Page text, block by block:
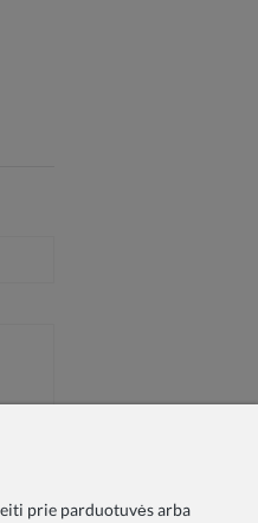
prie parduotuvės arba